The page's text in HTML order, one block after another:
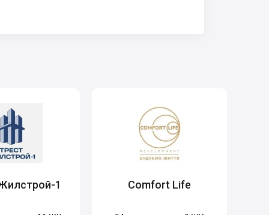
1 Comfort Life